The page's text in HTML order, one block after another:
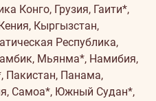
Конго, Грузия, Гаити*,
Кыргызстан,
Республика,
Мьянма*, Намибия,
Пакистан, Панама,
Самоа*, Южный Судан*,